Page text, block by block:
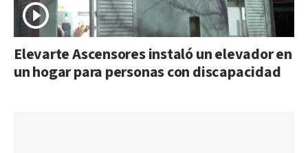
Elevarte Ascensores instaló un elevador en
un hogar para personas con discapacidad